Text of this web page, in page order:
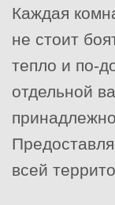
Каждая
не стоит
тепло и по-
отдельной
всей